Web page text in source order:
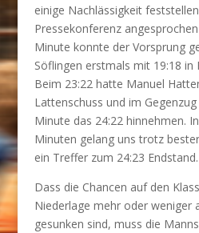
einige Nachlässigkeit
Pressekonferenz
Minute konnte der Vorsprung
Söflingen erstmals mit 19:18 in
Beim 23:22 hatte Manuel
Lattenschuss und im
Minute das 24:22 hinnehmen.
Minuten gelang uns trotz
ein Treffer zum 24:23 Endstand.
Dass die Chancen auf den
Niederlage mehr oder weniger
gesunken sind, muss die